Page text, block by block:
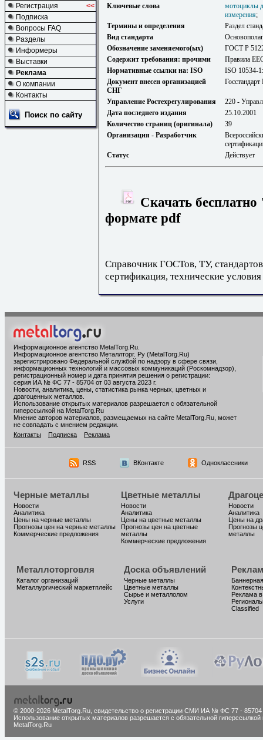
Регистрация
<<
Подписка
Вопросы FAQ
Разделы
Информеры
Выставки
Реклама
О компании
Контакты
Поиск по сайту
Ключевые слова
мотоциклы
измерения;
Термины и определения
Раздел
Вид стандарта
Обозначение заменяемого(ых)
ГОСТ Р
Содержит требования: прочими
Правила
Нормативные ссылки на: ISO
ISO 10534-
Документ внесен организацией
СНГ
Госстандарт
Управление Ростехрегулирования
220 -
Дата последнего издания
25.10.2001
Количество страниц (оригинала)
39
Организация - Разработчик
Статус
Действует
Скачать
формате pdf
Справочник ГОСТов, ТУ,
сертификация, технические условия
Информационное агентство MetalTorg.Ru
Информационное агентство Металлторг. Ру (MetalTorg.Ru)
зарегистрировано Федеральной службой по надзору в сфере связи,
информационных технологий и массовых коммуникаций (Роскомнадзор),
регистрационный номер и дата принятия решения о регистрации:
серия ИА № ФС 77 - 85704 от 03 августа 2023 г.
Новости, аналитика, цены, статистика рынка черных, цветных и
драгоценных металлов.
Использование открытых материалов разрешается с обязательной
гиперссылкой на MetalTorg.Ru
Мнение авторов материалов, размещаемых на сайте MetalTorg.Ru, может
не совпадать с мнением редакции.
Контакты
Подписка Реклама
RSS ВКонтакте Одноклассники
Черные металлы
Новости
Аналитика
Цены на черные металлы
Прогнозы цен на черные металлы
Коммерческие предложения
Цветные металлы
Новости
Аналитика
Цены на цветные металлы
Прогнозы цен на цветные
металлы
Коммерческие предложения
Новости
Аналитика
Цены на
Прогнозы
металлы
Металлоторговля
Каталог организаций
Металлургический маркетплейс
Доска объявлений
Черные металлы
Цветные металлы
Сырье и металлолом
Услуги
Реклама
Classified
© 2000-2026 MetalTorg.Ru, cвидетельство о регистрации СМИ ИА № ФС 77 - 85704
Использование открытых материалов разрешается с обязательной гиперссылкой
MetalTorg.Ru